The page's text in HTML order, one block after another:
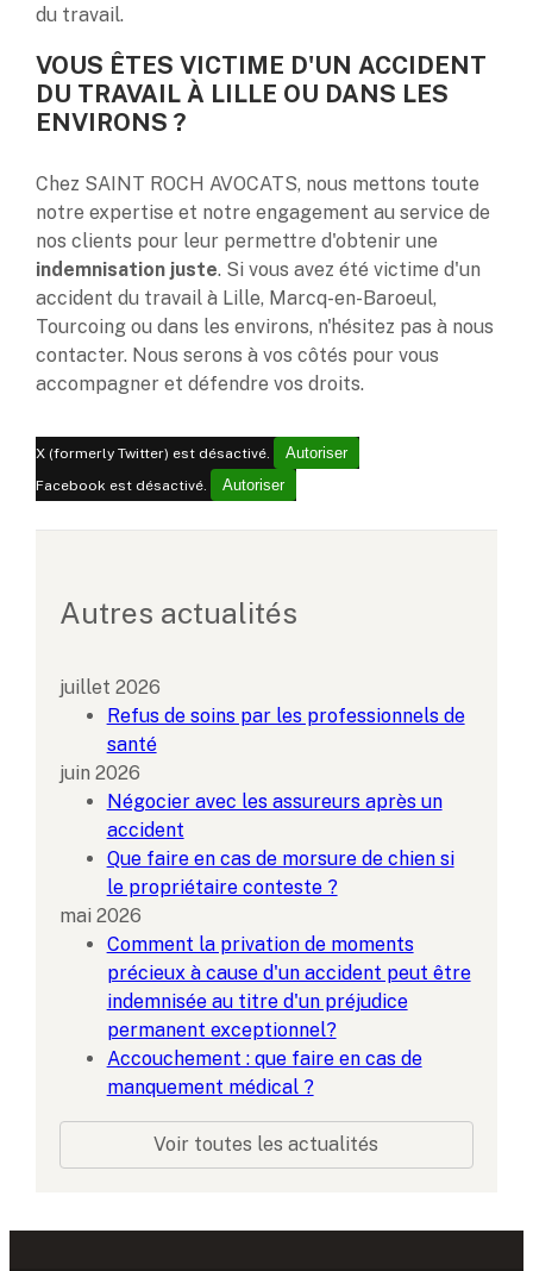
du travail.
VOUS ÊTES VICTIME D'UN ACCIDENT
DU TRAVAIL À LILLE OU DANS LES
ENVIRONS ?
Chez SAINT ROCH AVOCATS, nous mettons toute
notre expertise et notre engagement au service de
nos clients pour leur permettre d'obtenir une
indemnisation juste. Si vous avez été victime d'un
accident du travail à Lille, Marcq-en-Baroeul,
Tourcoing ou dans les environs, n'hésitez pas à nous
contacter. Nous serons à vos côtés pour vous
accompagner et défendre vos droits.
X (formerly Twitter) est désactivé. Autoriser
Facebook est désactivé. Autoriser
Autres actualités
juillet 2026
Refus de soins par les professionnels de
santé
juin 2026
Négocier avec les assureurs après un
accident
Que faire en cas de morsure de chien si
le propriétaire conteste ?
mai 2026
Comment la privation de moments
précieux à cause d'un accident peut être
indemnisée au titre d'un préjudice
permanent exceptionnel?
Accouchement : que faire en cas de
manquement médical ?
Voir toutes les actualités